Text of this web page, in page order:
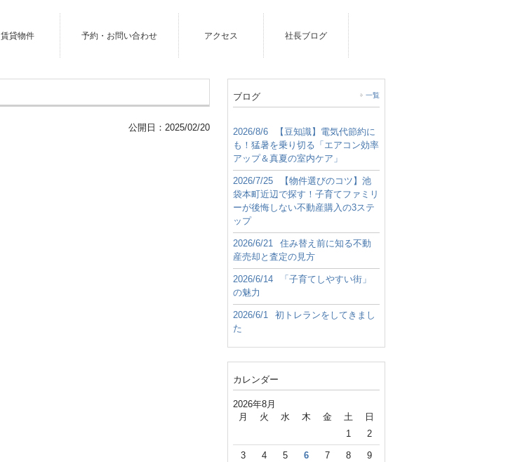
賃貸物件 予約・お問い合わせ アクセス 社長ブログ
公開日： 2025/02/20
ブログ 一覧
2026/8/6
【豆知識】電気代節約に
も！猛暑を乗り切る「エアコン効率
アップ＆真夏の室内ケア」
2026/7/25
【物件選びのコツ】池
袋本町近辺で探す！子育てファミリ
ーが後悔しない不動産購入の3ステ
ップ
2026/6/21
住み替え前に知る不動
産売却と査定の見方
2026/6/14
「子育てしやすい街」
の魅力
2026/6/1
初トレランをしてきまし
た
カレンダー
2026年8月
月 火 水 木 金 土 日
1 2
3 4 5 6 7 8 9